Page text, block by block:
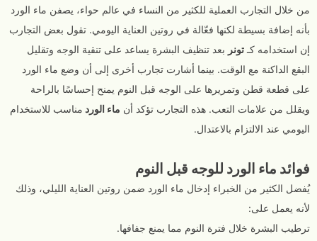
من خلال التجارب العملية للكثير من النساء في عالم حواء، يصفن ماء الورد
بأنه إضافة بسيطة لكنها فعّالة في روتين العناية اليومي. تقول بعض التجارب
إن استخدامه كـ تونر بعد تنظيف البشرة يساعد على تنقية الوجه وتقليل
البقع الداكنة مع الوقت. بينما أشارت تجارب أخرى إلى أن وضع ماء الورد
على قطعة قطن وتمريرها على الوجه قبل النوم يمنح إحساسًا بالراحة
ويقلل من علامات التعب. هذه التجارب تؤكد أن ماء الورد مناسب للاستخدام
اليومي عند الالتزام بالاعتدال.
فوائد ماء الورد للوجه قبل النوم
يُفضل الكثير من الخبراء إدخال ماء الورد ضمن روتين العناية الليلي، وذلك
لأنه يعمل على:
ترطيب البشرة خلال فترة النوم مما يمنع جفافها.